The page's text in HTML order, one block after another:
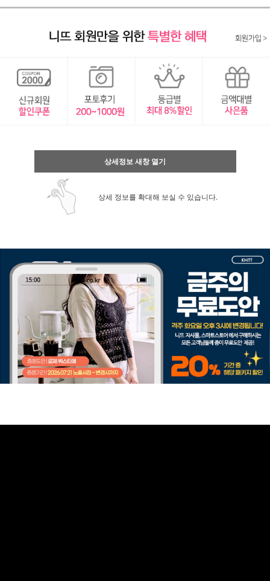
상세정보 새창 열기
상세 정보를 확대해 보실 수 있습니다.